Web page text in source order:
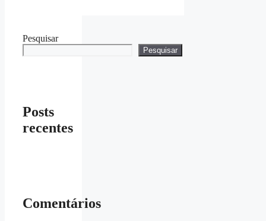
Pesquisar
Pesquisar
Posts
recentes
Comentários